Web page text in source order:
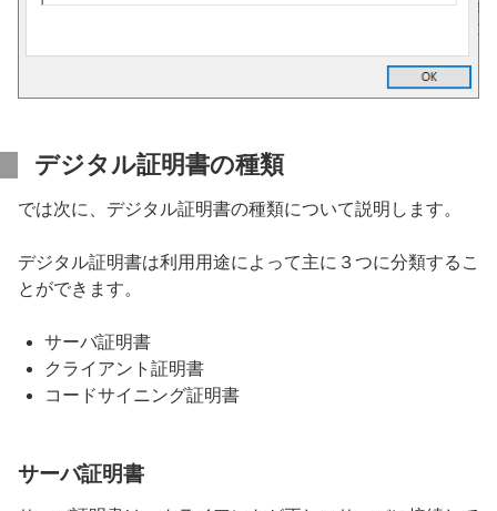
デジタル証明書の種類
では次に、デジタル証明書の種類について説明します。
デジタル証明書は利用用途によって主に３つに分類するこ
とができます。
サーバ証明書
クライアント証明書
コードサイニング証明書
サーバ証明書